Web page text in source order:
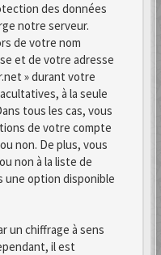
des données
notre serveur.
de votre nom
et de votre adresse
» durant votre
à la seule
tous les cas, vous
de votre compte
non. De plus, vous
non à la liste de
une option disponible
un chiffrage à sens
il est